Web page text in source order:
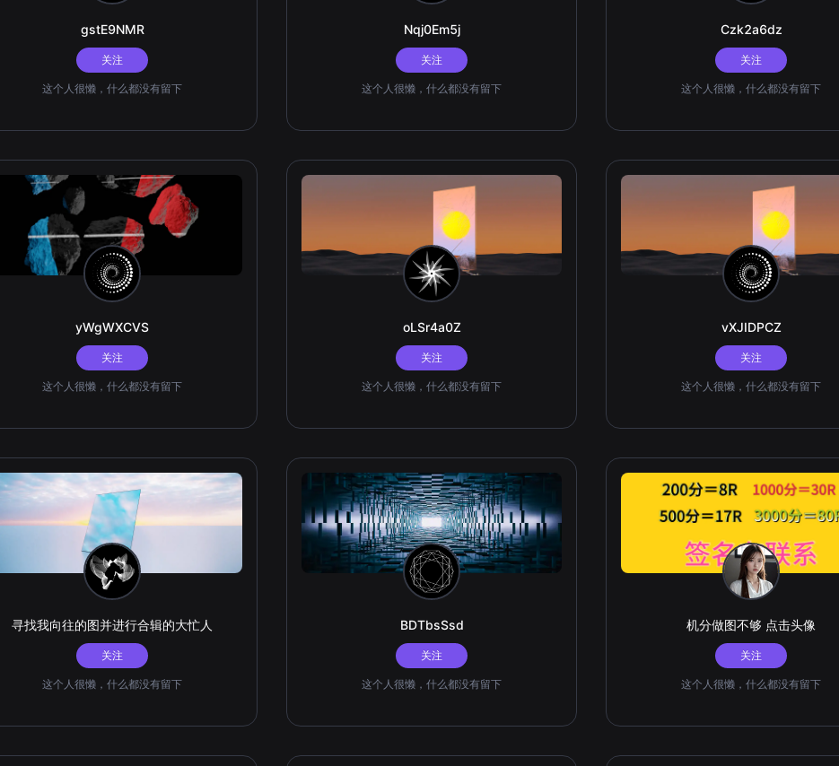
gstE9NMR
关注
这个人很懒，什么都没有留下
Nqj0Em5j
关注
这个人很懒，什么都没有留下
Czk2a6dz
关注
这个人很懒，什么都没有留下
yWgWXCVS
关注
这个人很懒，什么都没有留下
oLSr4a0Z
关注
这个人很懒，什么都没有留下
vXJIDPCZ
关注
这个人很懒，什么都没有留下
寻找我向往的图并进行合辑的大忙人
关注
这个人很懒，什么都没有留下
BDTbsSsd
关注
这个人很懒，什么都没有留下
机分做图不够 点击头像
关注
这个人很懒，什么都没有留下